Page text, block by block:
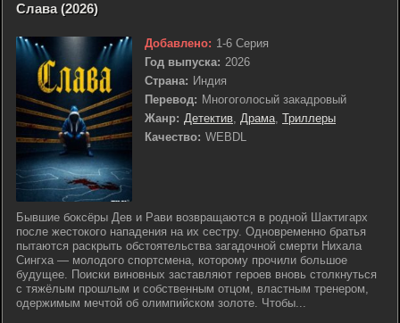
Слава (2026)
Добавлено: 1-6 Серия
Год выпуска: 2026
Страна: Индия
Перевод: Многоголосый закадровый
Жанр: Детектив, Драма, Триллеры
Качество: WEBDL
Бывшие боксёры Дев и Рави возвращаются в родной Шактигарх
после жестокого нападения на их сестру. Одновременно братья
пытаются раскрыть обстоятельства загадочной смерти Нихала
Сингха — молодого спортсмена, которому прочили большое
будущее. Поиски виновных заставляют героев вновь столкнуться
с тяжёлым прошлым и собственным отцом, властным тренером,
одержимым мечтой об олимпийском золоте. Чтобы...